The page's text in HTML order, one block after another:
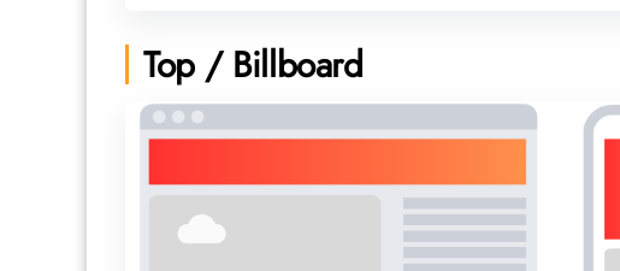
Top / Billboard